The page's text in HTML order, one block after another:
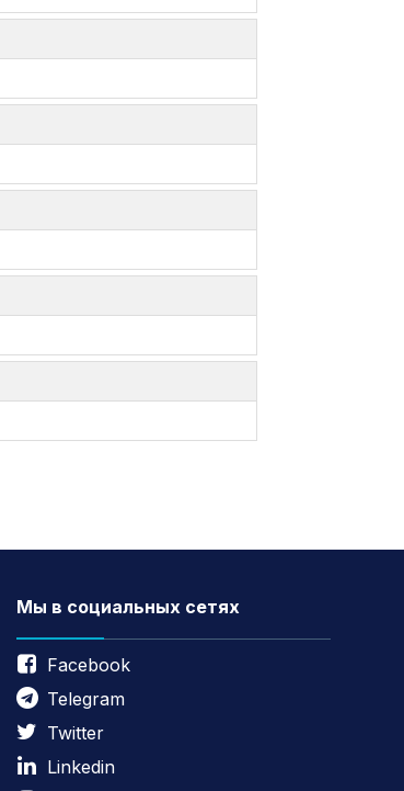
Мы в социальных сетях
Facebook
Telegram
Twitter
Linkedin